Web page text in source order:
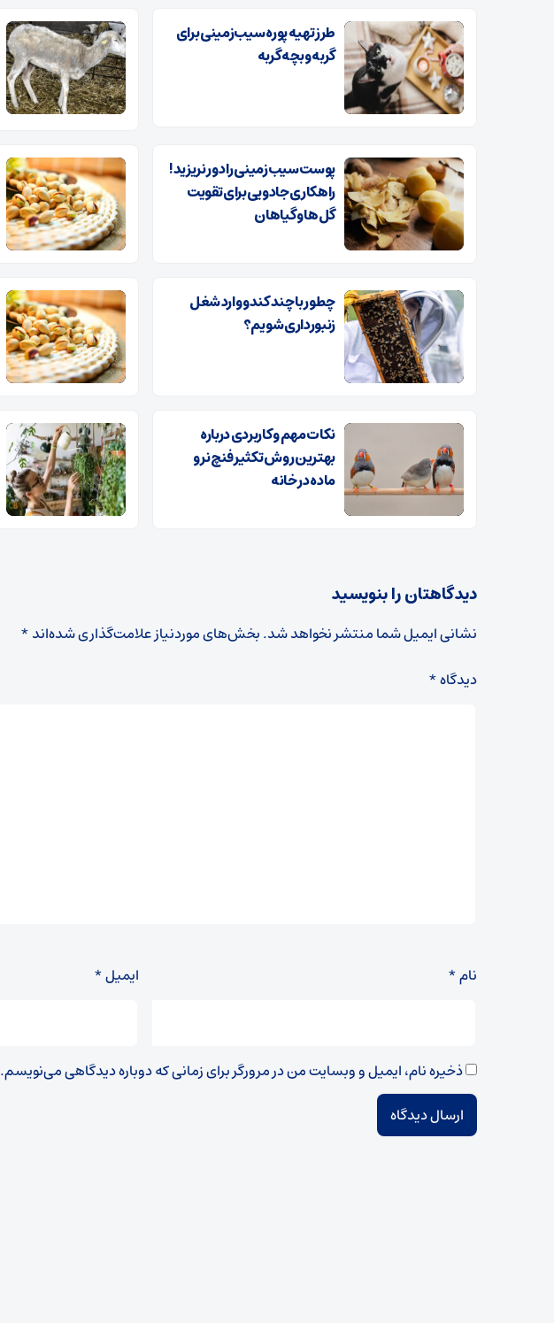
طرز تهیه پوره سیب‌زمینی برای
گربه و بچه گربه
پوست سیب‌زمینی را دور نریزید!
راهکاری جادویی برای تقویت
گل‌ها و گیاهان
چطور با چند کندو وارد شغل
زنبورداری شویم؟
نکات مهم و کاربردی درباره
بهترین روش تکثیر فنچ نر و
ماده در خانه
دیدگاهتان را بنویسید
نشانی ایمیل شما منتشر نخواهد شد.بخش‌های موردنیاز علامت‌گذاری شده‌اند*
دیدگاه*
نام* ایمیل*
ذخیره نام، ایمیل و وبسایت من در مرورگر برای زمانی که دوباره دیدگاهی می‌نویسم.